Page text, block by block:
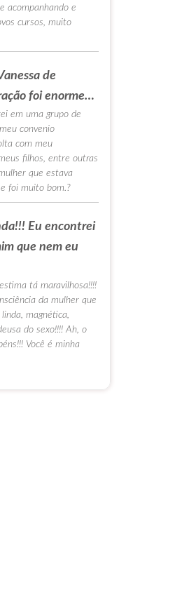
acompanhando e
cursos, muito
de
foi enorme…
em uma grupo de
convenio
com meu
filhos, entre outras
que estava
foi muito bom.?
Eu encontrei
que nem eu
tá maravilhosa!!!!
da mulher que
magnética,
do sexo!!!! Ah, o
Você é minha